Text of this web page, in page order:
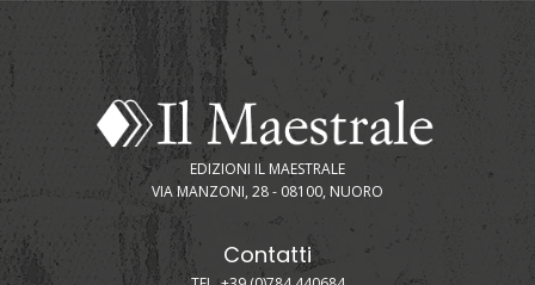
EDIZIONI IL MAESTRALE
VIA MANZONI, 28 - 08100, NUORO
Contatti